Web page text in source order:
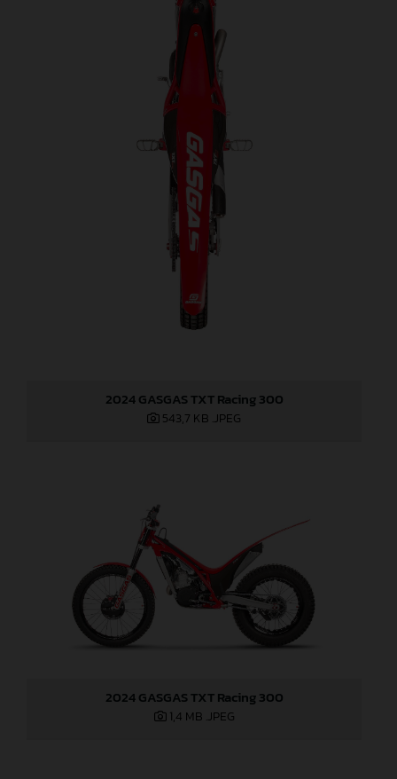
2024 GASGAS TXT Racing 300
543,7 KB .JPEG
2024 GASGAS TXT Racing 300
1,4 MB .JPEG